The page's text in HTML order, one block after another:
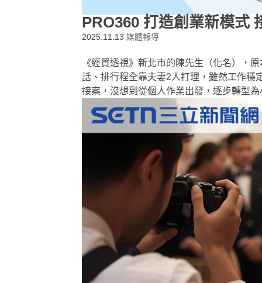
PRO360 打造創業新模式
2025.11.13 媒體報導
《經貿透視》新北市的陳先生（化名），
話、排行程全靠夫妻2人打理，雖然工作穩
接案，沒想到從個人作業出發，逐步轉型為